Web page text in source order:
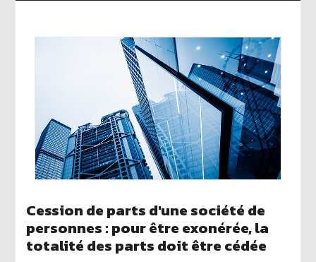
Cession de parts d'une société de
personnes : pour être exonérée, la
totalité des parts doit être cédée